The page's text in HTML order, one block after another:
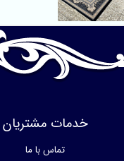
خدمات مشتریان
تماس با ما